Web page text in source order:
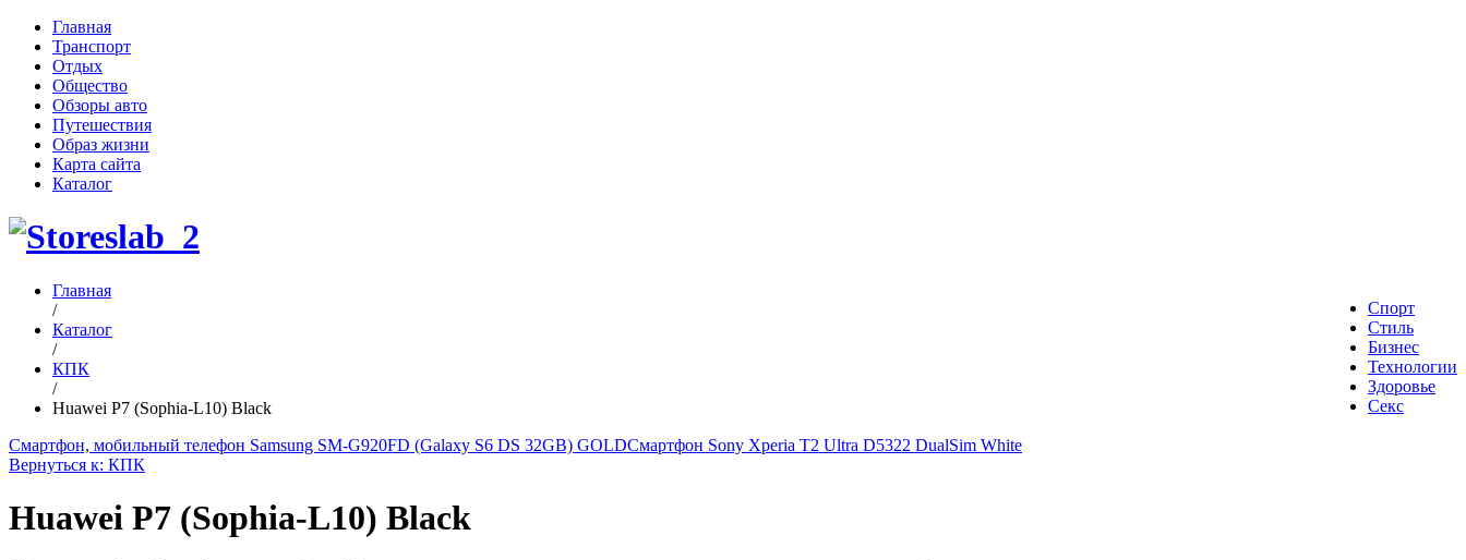
Главная
Транспорт
Отдых
Общество
Обзоры авто
Путешествия
Образ жизни
Карта сайта
Каталог
Спорт
Стиль
Бизнес
Технологии
Здоровье
Секс
Главная
/
Каталог
/
КПК
/
Huawei P7 (Sophia-L10) Black
Смартфон, мобильный телефон Samsung SM-G920FD (Galaxy S6 DS 32GB) GOLDСмартфон Sony Xperia T2 Ultra D5322 DualSim White
Вернуться к: КПК
Huawei P7 (Sophia-L10) Black